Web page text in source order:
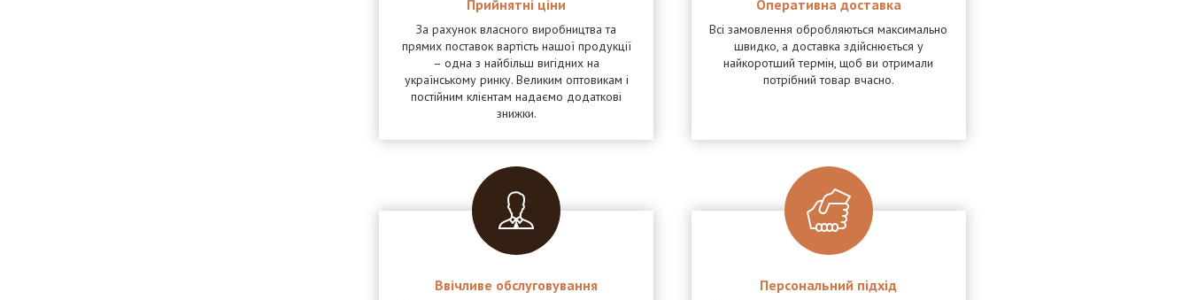
Прийнятні ціни
За рахунок власного виробництва та
прямих поставок вартість нашої продукції
– одна з найбільш вигідних на
українському ринку. Великим оптовикам і
постійним клієнтам надаємо додаткові
знижки.
Оперативна доставка
Всі замовлення обробляються максимально
швидко, а доставка здійснюється у
найкоротший термін, щоб ви отримали
потрібний товар вчасно.
Ввічливе обслуговування Персональний підхід